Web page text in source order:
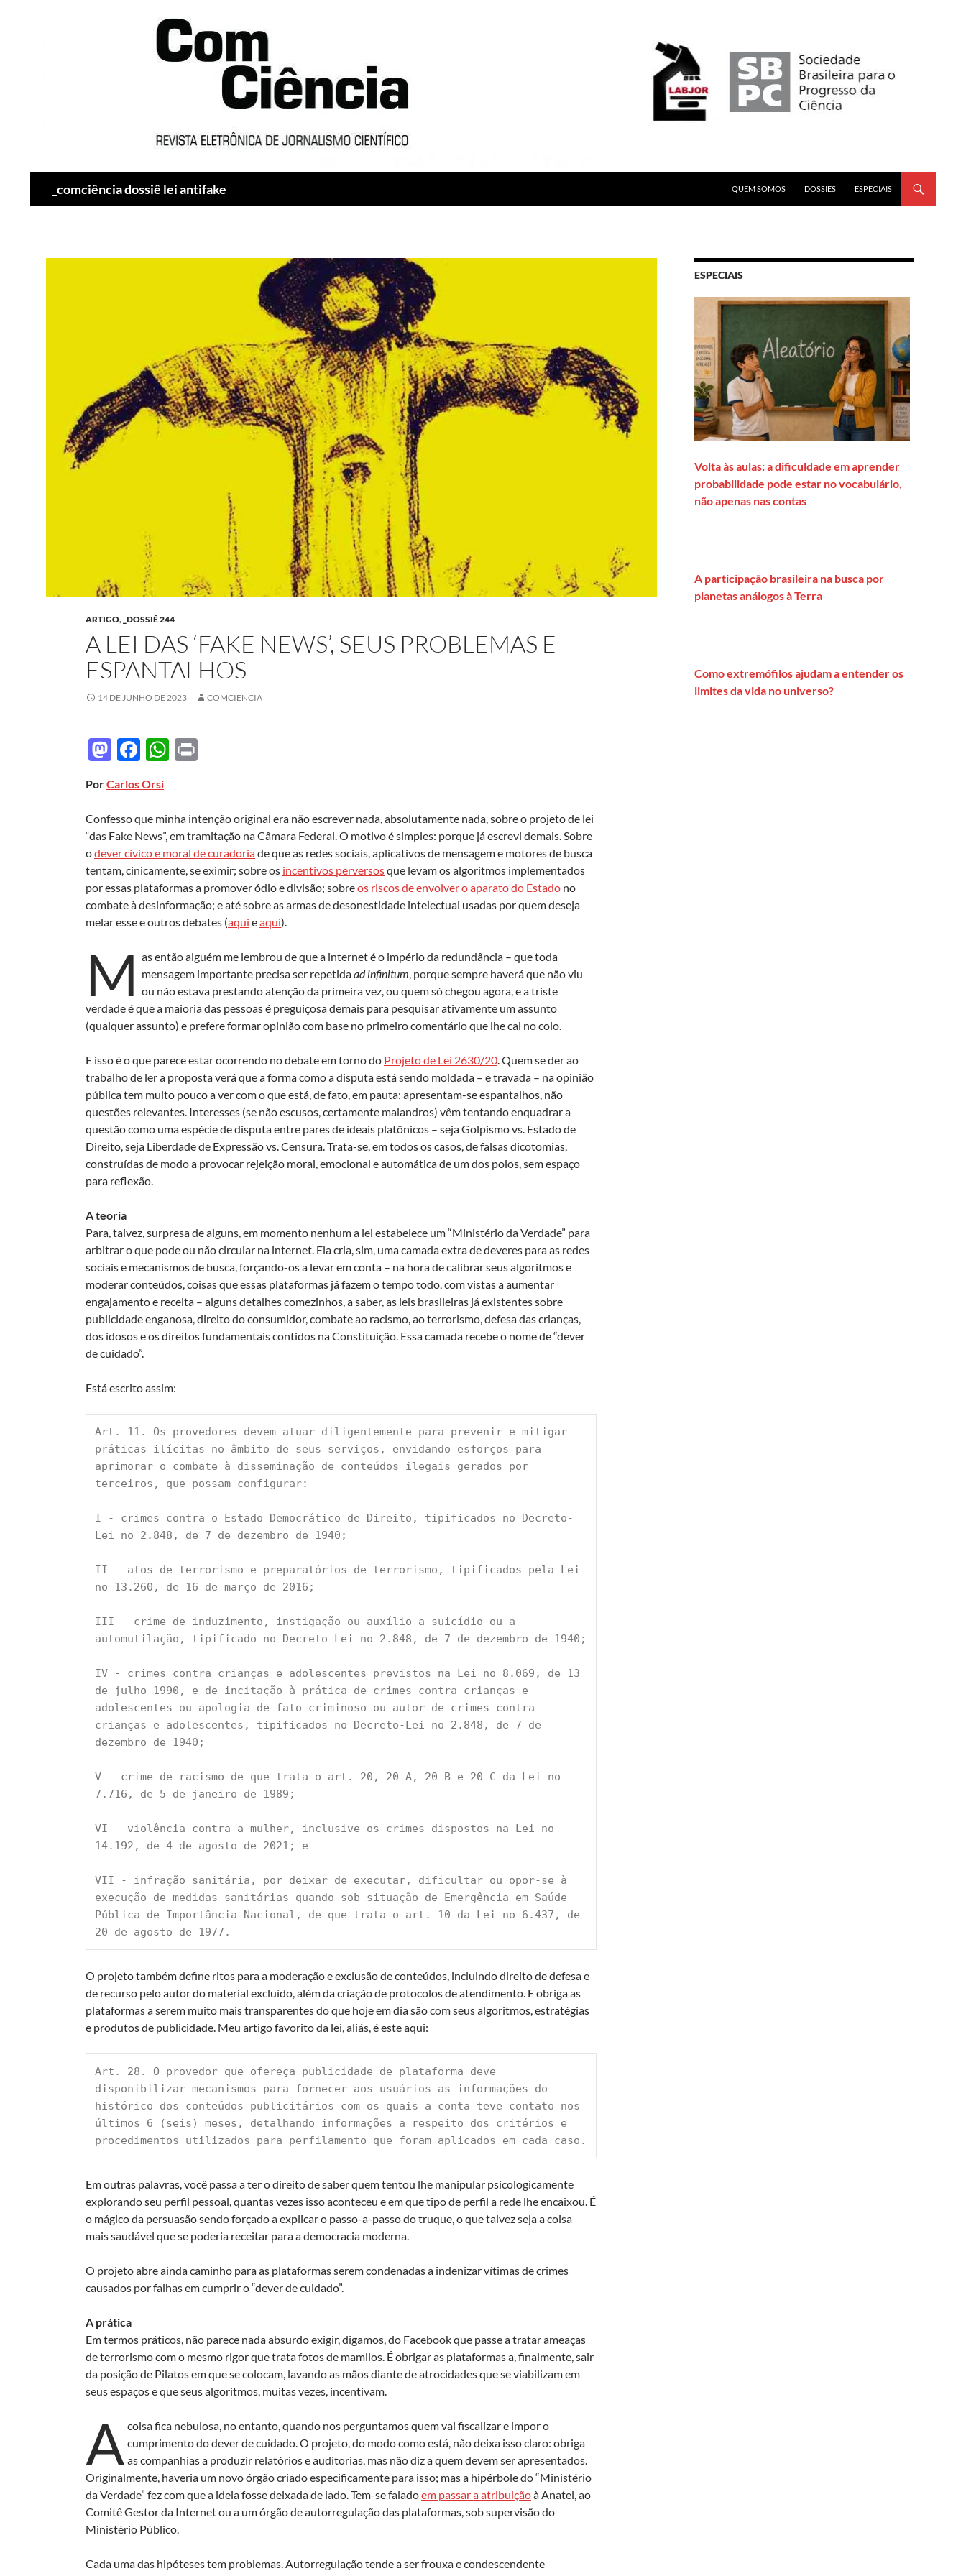
_comciência dossiê lei antifake
QUEM SOMOS
DOSSIÊS ESPECIAIS
ARTIGO, _DOSSIÊ 244
A LEI DAS ‘FAKE NEWS’, SEUS PROBLEMAS E
ESPANTALHOS
14 DE JUNHO DE 2023 COMCIENCIA
M
to
d
o
n
F
e
b
o
o
k
W
s
A
p
p
PorCarlos Orsi
Confesso que minha intenção original era não escrever nada, absolutamente nada, sobre o projeto de lei
“das Fake News”, em tramitação na Câmara Federal. O motivo é simples: porque já escrevi demais. Sobre
odever cívico e moral de curadoriade que as redes sociais, aplicativos de mensagem e motores de busca
tentam, cinicamente, se eximir; sobre os incentivos perversosque levam os algoritmos implementados
por essas plataformas a promover ódio e divisão; sobreos riscos de envolver o aparato do Estado no
combate à desinformação; e até sobre as armas de desonestidade intelectual usadas por quem deseja
melar esse e outros debates (aqui eaqui).
M as então alguém me lembrou de que a internet é o império da redundância – que toda
mensagem importante precisa ser repetidaad infinitum , porque sempre haverá que não viu
ou não estava prestando atenção da primeira vez, ou quem só chegou agora, e a triste
verdade é que a maioria das pessoas é preguiçosa demais para pesquisar ativamente um assunto
(qualquer assunto) e prefere formar opinião com base no primeiro comentário que lhe cai no colo.
E isso é o que parece estar ocorrendo no debate em torno do Projeto de Lei 2630/20 . Quem se der ao
trabalho de ler a proposta verá que a forma como a disputa está sendo moldada – e travada – na opinião
pública tem muito pouco a ver com o que está, de fato, em pauta: apresentam-se espantalhos, não
questões relevantes. Interesses (se não escusos, certamente malandros) vêm tentando enquadrar a
questão como uma espécie de disputa entre pares de ideais platônicos – seja Golpismo vs. Estado de
Direito, seja Liberdade de Expressão vs. Censura. Trata-se, em todos os casos, de falsas dicotomias,
construídas de modo a provocar rejeição moral, emocional e automática de um dos polos, sem espaço
para reflexão.
A teoria
Para, talvez, surpresa de alguns, em momento nenhum a lei estabelece um “Ministério da Verdade” para
arbitrar o que pode ou não circular na internet. Ela cria, sim, uma camada extra de deveres para as redes
sociais e mecanismos de busca, forçando-os a levar em conta – na hora de calibrar seus algoritmos e
moderar conteúdos, coisas que essas plataformas já fazem o tempo todo, com vistas a aumentar
engajamento e receita – alguns detalhes comezinhos, a saber, as leis brasileiras já existentes sobre
publicidade enganosa, direito do consumidor, combate ao racismo, ao terrorismo, defesa das crianças,
dos idosos e os direitos fundamentais contidos na Constituição. Essa camada recebe o nome de “dever
de cuidado”.
Está escrito assim:
Art. 11. Os provedores devem atuar diligentemente para prevenir e mitigar
práticas ilícitas no âmbito de seus serviços, envidando esforços para
aprimorar o combate à disseminação de conteúdos ilegais gerados por
terceiros, que possam configurar:
I - crimes contra o Estado Democrático de Direito, tipificados no Decreto-
Lei no 2.848, de 7 de dezembro de 1940;
II - atos de terrorismo e preparatórios de terrorismo, tipificados pela Lei
no 13.260, de 16 de março de 2016;
III - crime de induzimento, instigação ou auxílio a suicídio ou a
automutilação, tipificado no Decreto-Lei no 2.848, de 7 de dezembro de 1940;
IV - crimes contra crianças e adolescentes previstos na Lei no 8.069, de 13
de julho 1990, e de incitação à prática de crimes contra crianças e
adolescentes ou apologia de fato criminoso ou autor de crimes contra
crianças e adolescentes, tipificados no Decreto-Lei no 2.848, de 7 de
dezembro de 1940;
V - crime de racismo de que trata o art. 20, 20-A, 20-B e 20-C da Lei no
7.716, de 5 de janeiro de 1989;
VI – violência contra a mulher, inclusive os crimes dispostos na Lei no
14.192, de 4 de agosto de 2021; e
VII - infração sanitária, por deixar de executar, dificultar ou opor-se à
execução de medidas sanitárias quando sob situação de Emergência em Saúde
Pública de Importância Nacional, de que trata o art. 10 da Lei no 6.437, de
20 de agosto de 1977.
O projeto também define ritos para a moderação e exclusão de conteúdos, incluindo direito de defesa e
de recurso pelo autor do material excluído, além da criação de protocolos de atendimento. E obriga as
plataformas a serem muito mais transparentes do que hoje em dia são com seus algoritmos, estratégias
e produtos de publicidade. Meu artigo favorito da lei, aliás, é este aqui:
Art. 28. O provedor que ofereça publicidade de plataforma deve
disponibilizar mecanismos para fornecer aos usuários as informações do
histórico dos conteúdos publicitários com os quais a conta teve contato nos
últimos 6 (seis) meses, detalhando informações a respeito dos critérios e
procedimentos utilizados para perfilamento que foram aplicados em cada caso.
Em outras palavras, você passa a ter o direito de saber quem tentou lhe manipular psicologicamente
explorando seu perfil pessoal, quantas vezes isso aconteceu e em que tipo de perfil a rede lhe encaixou. É
o mágico da persuasão sendo forçado a explicar o passo-a-passo do truque, o que talvez seja a coisa
mais saudável que se poderia receitar para a democracia moderna.
O projeto abre ainda caminho para as plataformas serem condenadas a indenizar vítimas de crimes
causados por falhas em cumprir o “dever de cuidado”.
A prática
Em termos práticos, não parece nada absurdo exigir, digamos, do Facebook que passe a tratar ameaças
de terrorismo com o mesmo rigor que trata fotos de mamilos. É obrigar as plataformas a, finalmente, sair
da posição de Pilatos em que se colocam, lavando as mãos diante de atrocidades que se viabilizam em
seus espaços e que seus algoritmos, muitas vezes, incentivam.
A coisa fica nebulosa, no entanto, quando nos perguntamos quem vai fiscalizar e impor o
cumprimento do dever de cuidado. O projeto, do modo como está, não deixa isso claro: obriga
as companhias a produzir relatórios e auditorias, mas não diz a quem devem ser apresentados.
Originalmente, haveria um novo órgão criado especificamente para isso; mas a hipérbole do “Ministério
da Verdade” fez com que a ideia fosse deixada de lado. Tem-se faladoem passar a atribuiçãoà Anatel, ao
Comitê Gestor da Internet ou a um órgão de autorregulação das plataformas, sob supervisão do
Ministério Público.
Cada uma das hipóteses tem problemas. Autorregulação tende a ser frouxa e condescendente
ESPECIAIS
Volta às aulas: a dificuldade em aprender
probabilidade pode estar no vocabulário,
não apenas nas contas
A participação brasileira na busca por
planetas análogos à Terra
Como extremófilos ajudam a entender os
limites da vida no universo?